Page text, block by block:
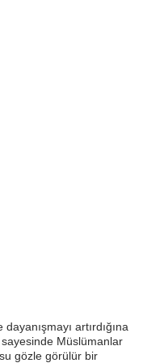
artırdığına
Müslümanlar
gözle görülür bir